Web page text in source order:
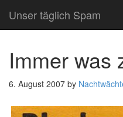
Unser täglich Spam
Immer
6. August 2007 by